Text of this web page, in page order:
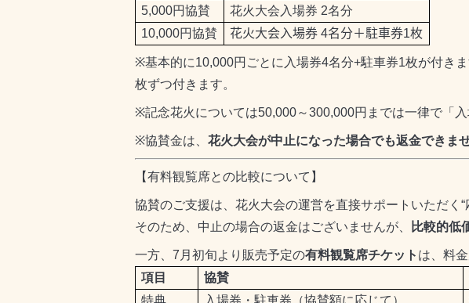
5,000円協賛 花火大会入場券 2名分
10,000円協賛 花火大会入場券 4名分＋駐車券1枚
※基本的に10,000円ごとに入場券4名分+駐車券1枚が付き
枚ずつ付きます。
※記念花火については50,000～300,000円までは一律で「
※協賛金は、 花火大会が中止になった場合でも返金できま
【有料観覧席との比較について】
協賛のご支援は、花火大会の運営を直接サポートいただく “
そのため、中止の場合の返金はございませんが、
比較的低
一方、 7月初旬より販売予定の有料観覧席チケット は、料
項目
協賛